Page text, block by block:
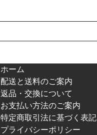
ホーム
配送と送料のご案内
返品・交換について
お支払い方法のご案内
特定商取引法に基づく表記
プライバシーポリシー